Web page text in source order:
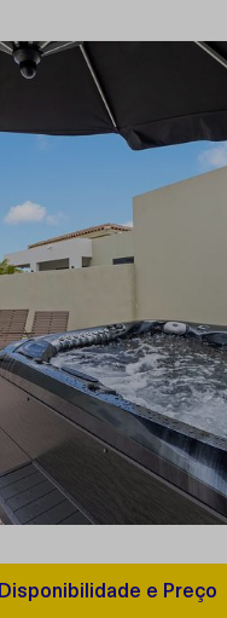
Disponibilidade e Preço